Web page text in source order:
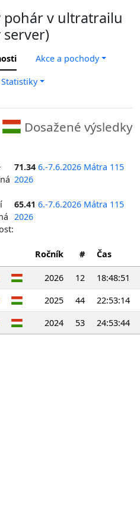
pohár v ultratrailu
server)
Akce a pochody
Statistiky
Dosažené výsledky
71.34 6.-7.6.2026 Mátra 115
2026
65.41 6.-7.6.2026 Mátra 115
2026
Ročník # Čas
2026 12
18:48:51
2025 44
22:53:14
2024 53 24:53:44